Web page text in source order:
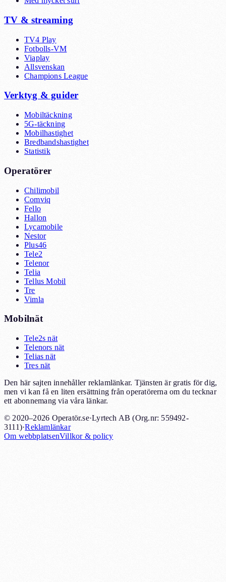
TV & streaming
TV4 Play
Fotbolls-VM
Viaplay
Allsvenskan
Champions League
Verktyg & guider
Mobiltäckning
5G-täckning
Mobilhastighet
Bredbandshastighet
Statistik
Operatörer
Chilimobil
Comviq
Fello
Hallon
Lycamobile
Nestor
Plus46
Tele2
Telenor
Telia
Tellus Mobil
Tre
Vimla
Mobilnät
Tele2s nät
Telenors nät
Telias nät
Tres nät
Den här sajten innehåller reklamlänkar. Tjänsten är gratis för dig,
men vi kan få en liten ersättning från operatörerna om du tecknar
ett abonnemang via våra länkar.
© 2020–2026 Operatör.se·Lyrtech AB (Org.nr: 559492-
3111)·Reklamlänkar
Om webbplatsenVillkor & policy